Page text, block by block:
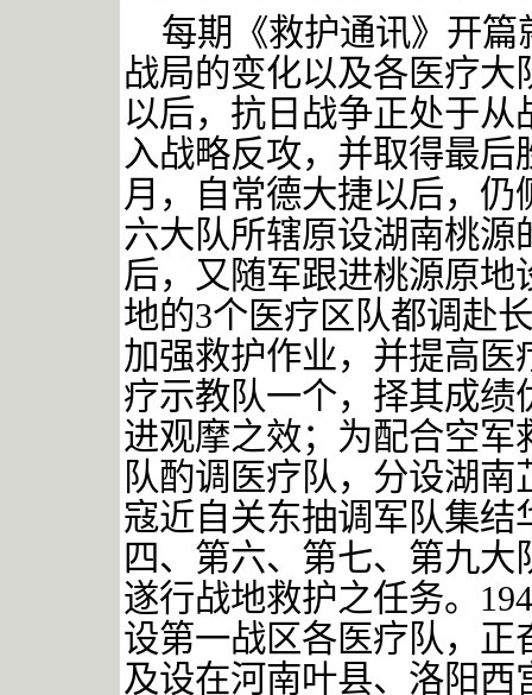
每期《救护通讯》开篇
战局的变化以及各医疗
以后，抗日战争正处于
入战略反攻，并取得最后
月，自常德大捷以后，
六大队所辖原设湖南桃
后，又随军跟进桃源原
地的3个医疗区队都调赴
加强救护作业，并提高
疗示教队一个，择其成
进观摩之效；为配合空
队酌调医疗队，分设湖
寇近自关东抽调军队集
四、第六、第七、第九
遂行战地救护之任务。
设第一战区各医疗队，
及设在河南叶县、洛阳